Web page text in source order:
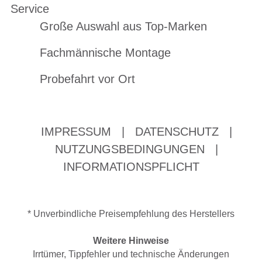
Service
Große Auswahl aus Top-Marken
Fachmännische Montage
Probefahrt vor Ort
IMPRESSUM DATENSCHUTZ
NUTZUNGSBEDINGUNGEN
INFORMATIONSPFLICHT
* Unverbindliche Preisempfehlung des Herstellers
Weitere Hinweise
Irrtümer, Tippfehler und technische Änderungen